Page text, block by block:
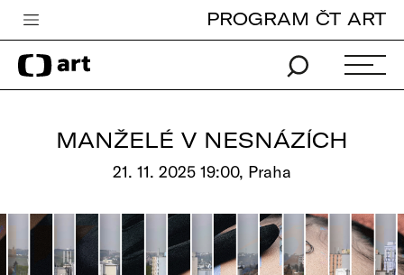
Česká televize
Zpravodajství
Pro děti
edu
PROGRAM ČT ART
MANŽELÉ V NESNÁZÍCH
21. 11. 2025 19:00, Praha